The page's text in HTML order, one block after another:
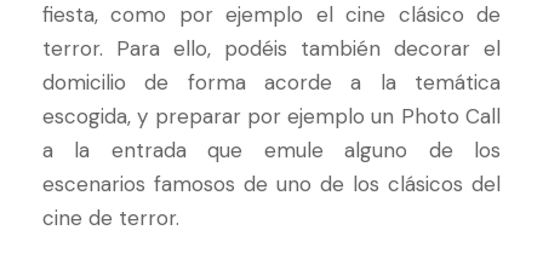
fiesta, como por ejemplo el cine clásico de
terror. Para ello, podéis también decorar el
domicilio de forma acorde a la temática
escogida, y preparar por ejemplo un Photo Call
a la entrada que emule alguno de los
escenarios famosos de uno de los clásicos del
cine de terror.